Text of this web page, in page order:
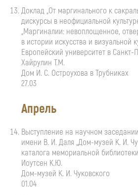
Доклад „От маргинального к
дискурсы в неофициальной
„Маргиналии: невоплощенное,
в истории искусства и визуальной
Европейский университет в Санкт-
Хайрулин Т.М.
Дом И. С. Остроухова в Трубниках
27.03
Апрель
Выступление на научном
имени В. И. Даля „Дом-музей К. И.
каталога мемориальной библиотеки
Иоутсен К.Ю.
Дом-музей К. И. Чуковского
01.04